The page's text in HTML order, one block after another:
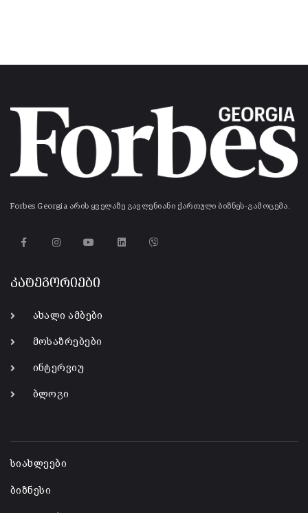
Forbes Georgia არის ყველაზე გავლენიანი ქართული ბიზნეს-გამოცემა.
კატეგორიები
ახალი ამბები
მოსაზრებები
ინტერვიუ
ბლოგი
სიახლეები
ბიზნესი